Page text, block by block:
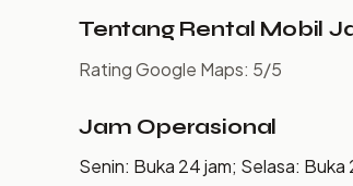
Tentang Rental Mobil
Rating Google Maps: 5/5
Jam Operasional
Senin: Buka 24 jam; Selasa: